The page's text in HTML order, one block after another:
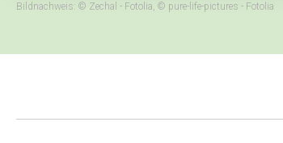
Bildnachweis: © Zechal - Fotolia, © pure-life-pictures - Fotolia